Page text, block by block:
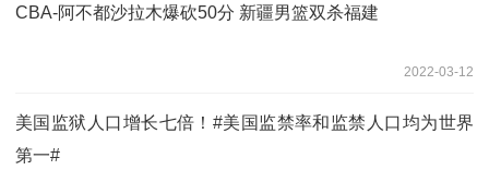
CBA-阿不都沙拉木爆砍50分 新疆男篮双杀福建
2022-03-12
美国监狱人口增长七倍！#美国监禁率和监禁人口均为世界
第一#